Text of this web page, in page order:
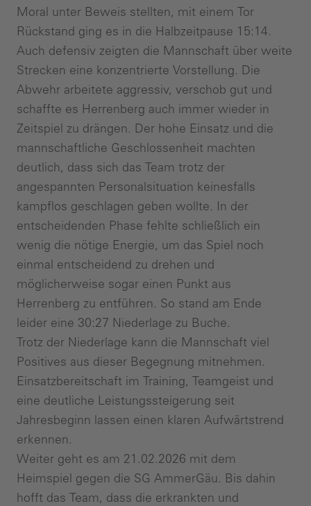
Moral unter Beweis stellten, mit einem Tor
Rückstand ging es in die Halbzeitpause 15:14.
Auch defensiv zeigten die Mannschaft über weite
Strecken eine konzentrierte Vorstellung. Die
Abwehr arbeitete aggressiv, verschob gut und
schaffte es Herrenberg auch immer wieder in
Zeitspiel zu drängen. Der hohe Einsatz und die
mannschaftliche Geschlossenheit machten
deutlich, dass sich das Team trotz der
angespannten Personalsituation keinesfalls
kampflos geschlagen geben wollte. In der
entscheidenden Phase fehlte schließlich ein
wenig die nötige Energie, um das Spiel noch
einmal entscheidend zu drehen und
möglicherweise sogar einen Punkt aus
Herrenberg zu entführen. So stand am Ende
leider eine 30:27 Niederlage zu Buche.
Trotz der Niederlage kann die Mannschaft viel
Positives aus dieser Begegnung mitnehmen.
Einsatzbereitschaft im Training, Teamgeist und
eine deutliche Leistungssteigerung seit
Jahresbeginn lassen einen klaren Aufwärtstrend
erkennen.
Weiter geht es am 21.02.2026 mit dem
Heimspiel gegen die SG AmmerGäu. Bis dahin
hofft das Team, dass die erkrankten und